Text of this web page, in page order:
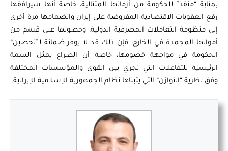
بمثابة “منقذ” للحكومة من أزماتها المتتالية، خاصة أنها سيرافقها
رفع العقوبات الاقتصادية المفروضة على إيران وانضمامها مرة أخرى
إلى منظومة التعاملات المصرفية الدولية، وحصولها على قسم من
أموالها المجمدة في الخارج؛ فإن ذلك قد لا يوفر ضمانة لـ”تحصين”
الحكومة في مواجهة خصومها، خاصة أن الصراع يمثل السمة
الرئيسية للتفاعلات التي تجري بين القوى والمؤسسات المختلفة
وفق نظرية “التوازن” التي يتبناها نظام الجمهورية الإسلامية الإيرانية.